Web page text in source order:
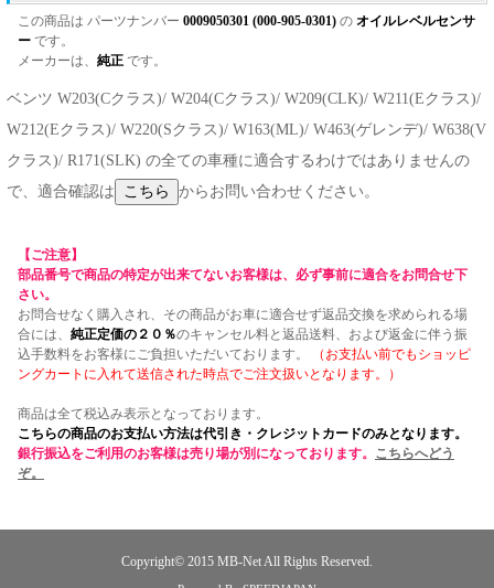
この商品は パーツナンバー 0009050301 (000-905-0301) の オイルレベルセンサ
ー です。
メーカーは、 純正 です。
ベンツ W203(Cクラス)/ W204(Cクラス)/ W209(CLK)/ W211(Eクラス)/
W212(Eクラス)/ W220(Sクラス)/ W163(ML)/ W463(ゲレンデ)/ W638(V
クラス)/ R171(SLK) の全ての車種に適合するわけではありませんの
で、適合確認は
からお問い合わせください。
【ご注意】
部品番号で商品の特定が出来てないお客様は、必ず事前に適合をお問合せ下
さい。
お問合せなく購入され、その商品がお車に適合せず返品交換を求められる場
合には、 純正定価の２０％のキャンセル料と返品送料、および返金に伴う振
込手数料をお客様にご負担いただいております。
（お支払い前でもショッピ
ングカートに入れて送信された時点でご注文扱いとなります。）
商品は全て税込み表示となっております。
こちらの商品のお支払い方法は代引き・クレジットカードのみとなります。
銀行振込をご利用のお客様は売り場が別になっております。 こちらへどう
ぞ。
Copyright© 2015 MB-NetAll Rights Reserved.